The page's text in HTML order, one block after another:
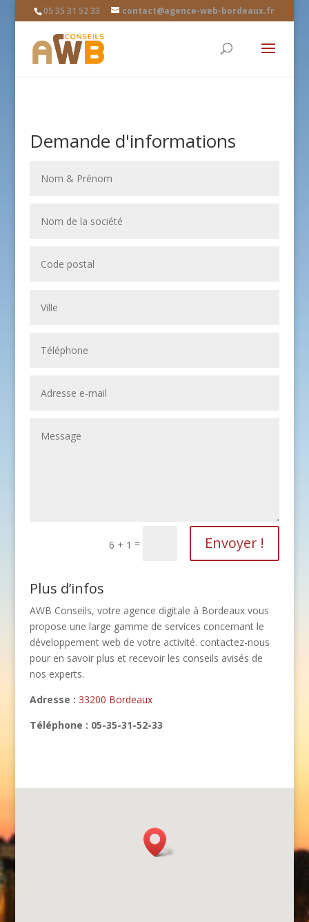
05 35 31 52 33 contact@agence-web-bordeaux.fr
Demande d'informations
6 + 1 = Envoyer !
Plus d’infos
AWB Conseils, votre agence digitale à Bordeaux vous
propose une large gamme de services concernant le
développement web de votre activité. contactez-nous
pour en savoir plus et recevoir les conseils avisés de
nos experts.
Adresse : 33200 Bordeaux
Téléphone : 05-35-31-52-33